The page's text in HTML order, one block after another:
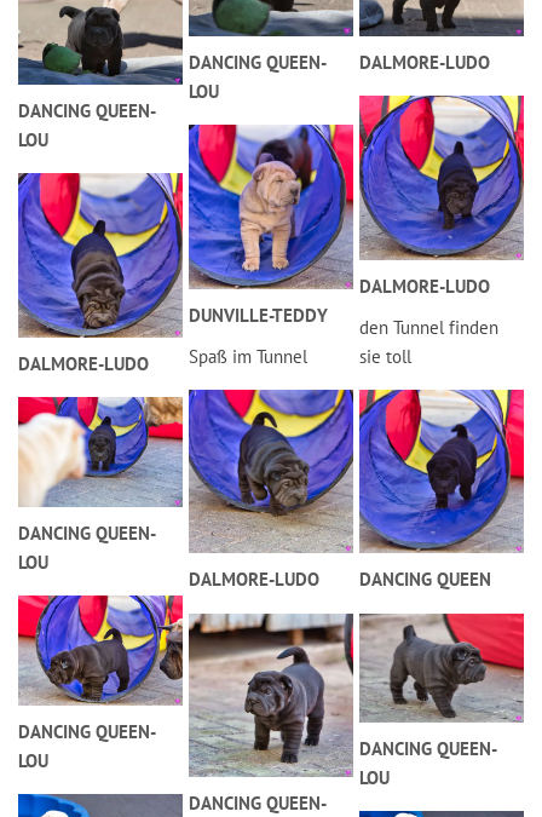
DANCING QUEEN-
LOU
DALMORE-LUDO
DANCING QUEEN-
LOU
DANCING QUEEN-
LOU
DANCING QUEEN-
LOU
DUNVILLE-TEDDY
Spaß im Tunnel
DALMORE-LUDO
DANCING QUEEN-
DALMORE-LUDO
DALMORE-LUDO
den Tunnel finden
sie toll
DANCING QUEEN
DANCING QUEEN-
LOU